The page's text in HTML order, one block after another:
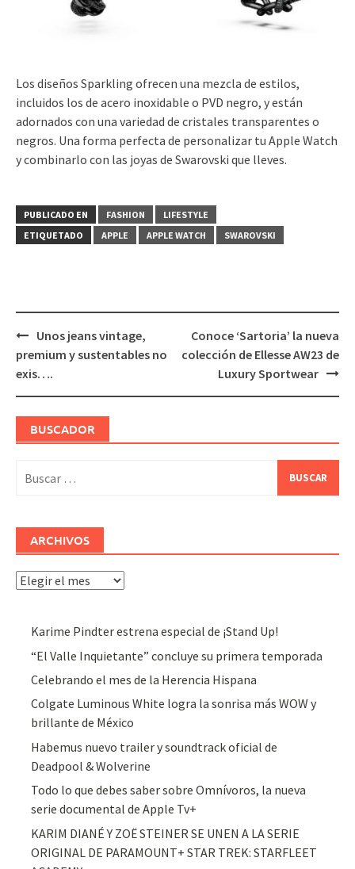
Los diseños Sparkling ofrecen una mezcla de estilos,
incluidos los de acero inoxidable o PVD negro, y están
adornados con una variedad de cristales transparentes o
negros. Una forma perfecta de personalizar tu Apple Watch
y combinarlo con las joyas de Swarovski que lleves.
PUBLICADO EN FASHION
LIFESTYLE
ETIQUETADO
APPLE APPLE WATCH SWAROVSKI
Navegación
de
entradas
Unos jeans vintage,
premium y sustentables no
exis….
Conoce ‘Sartoria’ la nueva
colección de Ellesse AW23 de
Luxury Sportwear
BUSCADOR
ARCHIVOS
Archivos
Karime Pindter estrena especial de ¡Stand Up!
“El Valle Inquietante” concluye su primera temporada
Celebrando el mes de la Herencia Hispana
Colgate Luminous White logra la sonrisa más WOW y
brillante de México
Habemus nuevo trailer y soundtrack oficial de
Deadpool & Wolverine
Todo lo que debes saber sobre Omnívoros, la nueva
serie documental de Apple Tv+
KARIM DIANÉ Y ZOË STEINER SE UNEN A LA SERIE
ORIGINAL DE PARAMOUNT+ STAR TREK: STARFLEET